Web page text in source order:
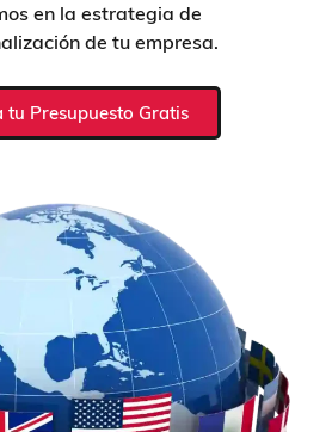
en la estrategia de
de tu empresa.
tu Presupuesto Gratis